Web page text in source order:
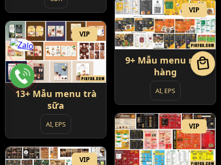
VIP
9+ Mẫu menu nhà
hàng
AI, EPS
VIP
13+ Mẫu menu trà
sữa
AI, EPS VIP
VIP
local_mall